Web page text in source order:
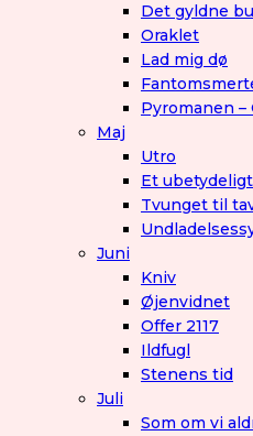
Det gyldne
Oraklet
Lad mig dø
Pyromanen –
Maj
Utro
Et
Tvunget til
Juni
Kniv
Øjenvidnet
Offer 2117
Ildfugl
Stenens tid
Juli
Som om vi